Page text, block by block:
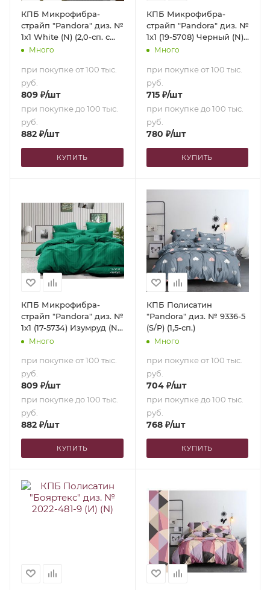
КПБ Микрофибра-
страйп "Pandora" диз. №
1х1 White (N) (2,0-сп. с
европростыней)
Много
при покупке от 100 тыс.
руб.
809 ₽/шт
при покупке до 100 тыс.
руб.
882 ₽/шт
КУПИТЬ
КПБ Микрофибра-
страйп "Pandora" диз. №
1х1 (19-5708) Черный (N)
(1,5-сп.)
Много
при покупке от 100 тыс.
руб.
715₽/шт
при покупке до 100 тыс.
руб.
780 ₽/шт
КУПИТЬ
КПБ Микрофибра-
страйп "Pandora" диз. №
1х1 (17-5734) Изумруд (N)
(2,0-сп. с
Много
при покупке от 100 тыс.
руб.
809 ₽/шт
при покупке до 100 тыс.
руб.
882 ₽/шт
КУПИТЬ
КПБ Полисатин
"Pandora" диз. № 9336-5
(S/P) (1,5-сп.)
Много
при покупке от 100 тыс.
руб.
704₽/шт
при покупке до 100 тыс.
руб.
768₽/шт
КУПИТЬ